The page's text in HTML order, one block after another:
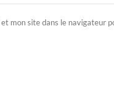
mon site dans le navigateur